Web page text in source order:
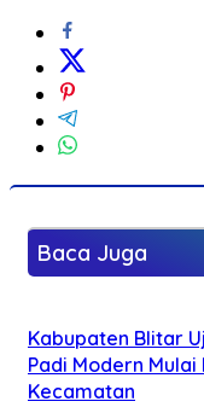
Baca Juga
Kabupaten Blitar
Padi Modern
Kecamatan